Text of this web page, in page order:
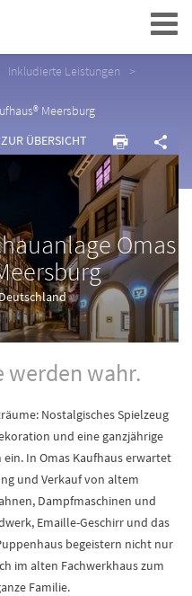
Navigation
Inkludierte Leistungen
Meersburg
ÜBERSICHT
Omas
werden wahr.
Nostalgisches Spielzeug
und eine ganzjährige
In Omas Kaufhaus erwartet
und Verkauf von altem
Dampfmaschinen und
Emaille-Geschirr und das
begeistern nicht nur
im alten Fachwerkhaus zum
Familie.